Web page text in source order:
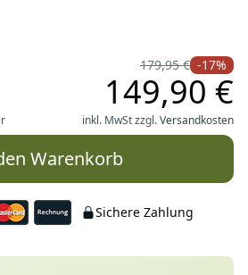
179,95 € -17%
149,90 €
inkl. MwSt zzgl.Versandkosten
Warenkorb
Sichere Zahlung